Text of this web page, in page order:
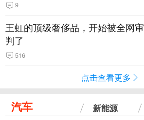
9
王虹的顶级奢侈品，开始被全网审
判了
516
点击查看更多
汽车 新能源